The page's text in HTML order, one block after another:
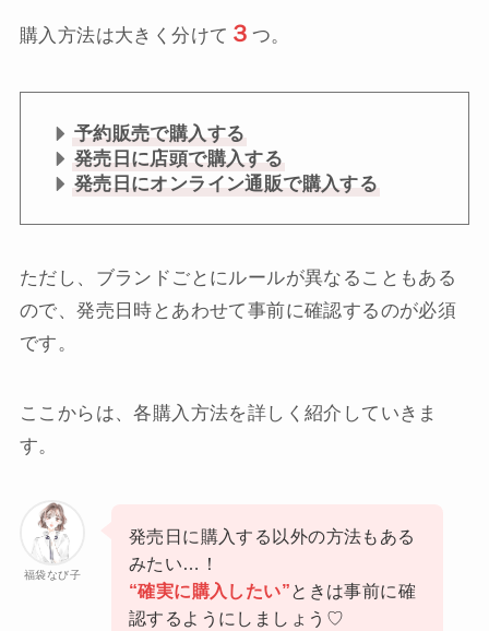
購入方法は大きく分けて ３ つ。
予約販売で購入する
発売日に店頭で購入する
発売日にオンライン通販で購入する
ただし、ブランドごとにルールが異なることもある
ので、発売日時とあわせて事前に確認するのが必須
です。
ここからは、各購入方法を詳しく紹介していきま
す。
福袋なび子
発売日に購入する以外の方法もある
みたい…！
“確実に購入したい” ときは事前に確
認するようにしましょう♡